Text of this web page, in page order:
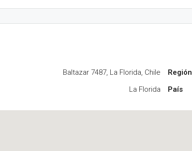
Baltazar 7487, La Florida, Chile
La Florida
Región
País